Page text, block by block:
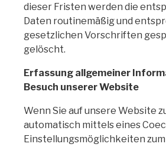
dieser Fristen werden die
Daten routinemäßig und
gesetzlichen Vorschriften
gelöscht.
Erfassung allgemeiner
Besuch unserer Website
Wenn Sie auf unsere Website
automatisch mittels eines
Einstellungsmöglichkeiten